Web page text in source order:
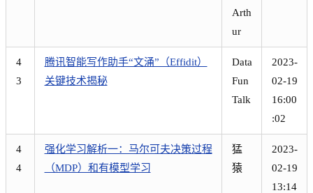
Arth
ur
4
3
腾讯智能写作助手“文涌”（Effidit）
关键技术揭秘
Data
Fun
Talk
2023-
02-19
16:00
:02
4
4
强化学习解析一：马尔可夫决策过程
（MDP）和有模型学习
猛
猿
2023-
02-19
13:14